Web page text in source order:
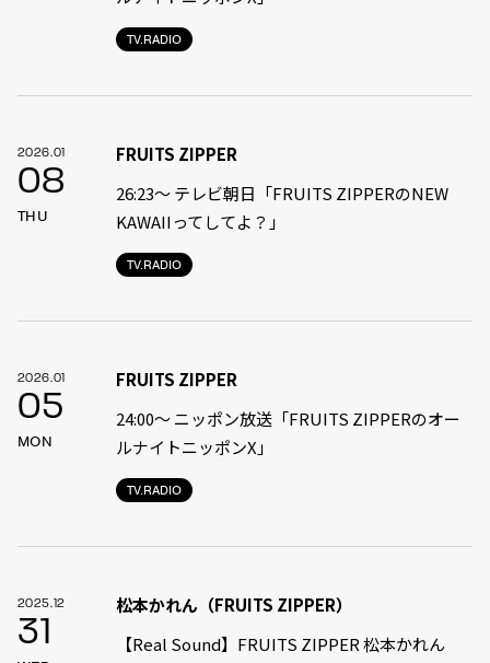
TV.RADIO
2026.01
08
THU
TV.RADIO
FRUITS ZIPPER
26:23〜 テレビ朝日「FRUITS ZIPPERのNEW
KAWAIIってしてよ？」
2026.01
05
MON
TV.RADIO
FRUITS ZIPPER
24:00〜 ニッポン放送「FRUITS ZIPPERのオー
ルナイトニッポンX」
2025.12
31
松本かれん（FRUITS ZIPPER）
【Real Sound】FRUITS ZIPPER 松本かれん